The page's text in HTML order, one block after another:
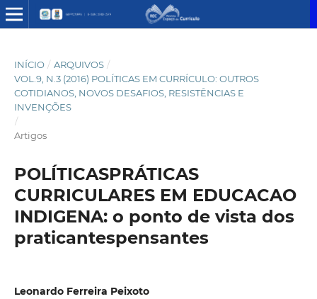
INÍCIO / ARQUIVOS /
VOL.9, N.3 (2016) POLÍTICAS EM CURRÍCULO: OUTROS
COTIDIANOS, NOVOS DESAFIOS, RESISTÊNCIAS E
INVENÇÕES
/
Artigos
POLÍTICASPRÁTICAS
CURRICULARES EM EDUCACAO
INDIGENA: o ponto de vista dos
praticantespensantes
Leonardo Ferreira Peixoto